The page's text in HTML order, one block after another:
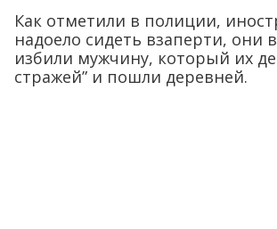
Как отметили в полиции,
надоело сидеть взаперти, они
избили мужчину, который их
стражей” и пошли деревней.